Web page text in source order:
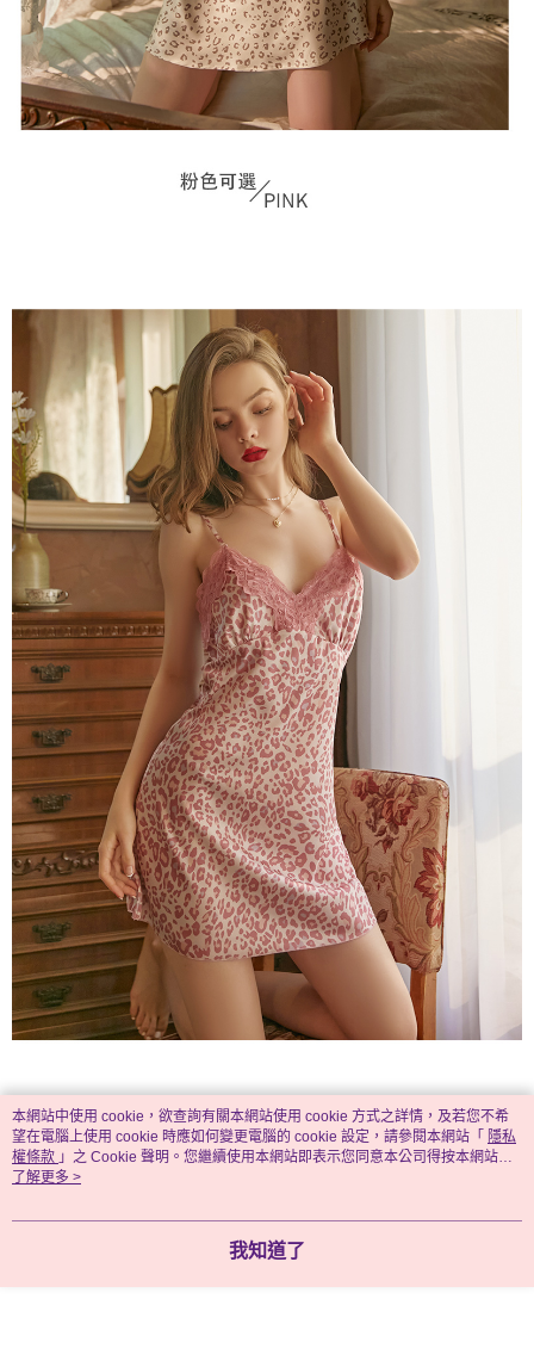
本網站中使用 cookie，欲查詢有關本網站使用 cookie 方式之詳情，及若您不希
望在電腦上使用 cookie 時應如何變更電腦的 cookie 設定，請參閱本網站「 隱私
權條款 」之 Cookie 聲明。您繼續使用本網站即表示您同意本公司得按本網站使
用條款之 Cookie 聲明使用 cookie。
了解更多 >
我知道了